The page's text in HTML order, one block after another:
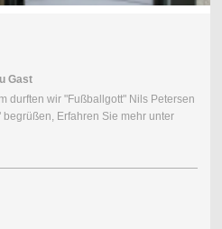
Gast
durften wir "Fußballgott" Nils Petersen
Erfahren Sie mehr unter